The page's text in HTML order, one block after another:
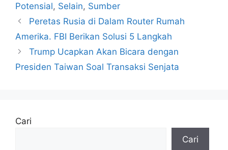
Potensial, Selain, Sumber
Peretas Rusia di Dalam Router Rumah
Amerika. FBI Berikan Solusi 5 Langkah
Trump Ucapkan Akan Bicara dengan
Presiden Taiwan Soal Transaksi Senjata
Cari
Cari